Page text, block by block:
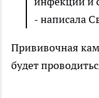
- написала
Прививочная
будет